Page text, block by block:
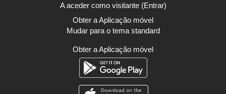
A aceder como visitante (Entrar)
Obter a Aplicação móvel
Mudar para o tema standard
Obter a Aplicação móvel